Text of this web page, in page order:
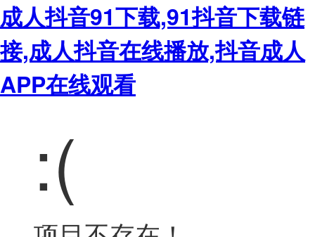
成人抖音91下载,91抖音下载链
接,成人抖音在线播放,抖音成人
APP在线观看
:(